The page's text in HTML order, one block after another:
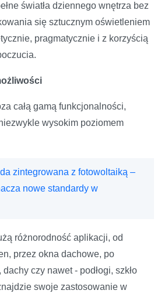
światła dziennego wnętrza bez
się sztucznym oświetleniem
pragmatycznie i z korzyścią
całą gamą funkcjonalności,
wysokim poziomem
zintegrowana z fotowoltaiką –
nowe standardy w
różnorodność aplikacji, od
przez okna dachowe, po
czy nawet - podłogi, szkło
swoje zastosowanie w